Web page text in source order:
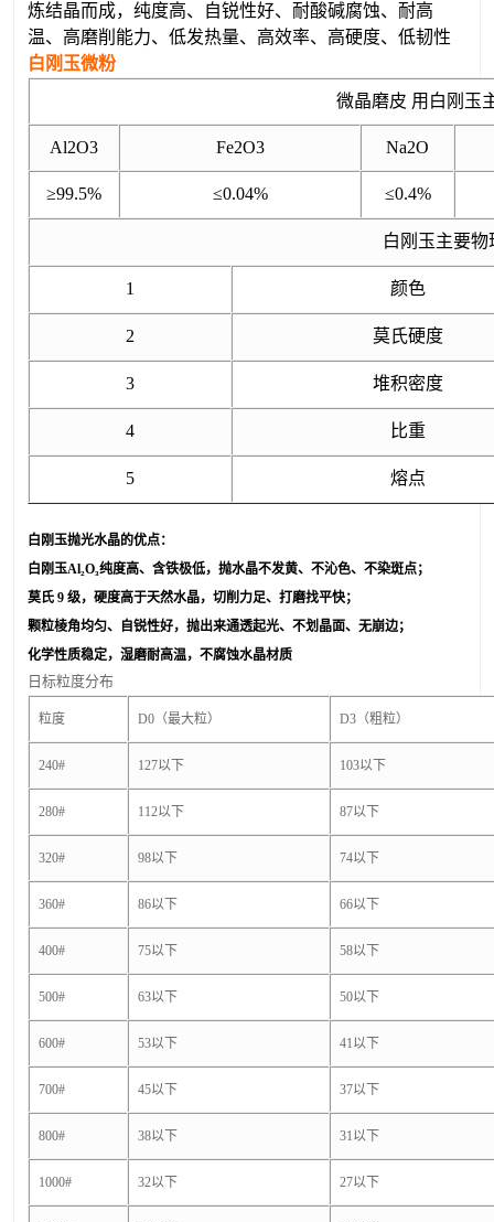
炼结晶而成，纯度高、自锐性好、耐酸碱腐蚀、耐高
温、高磨削能力、低发热量、高效率、高硬度、低韧性
白刚玉微粉
微晶磨皮 用白刚玉
Al2O3 Fe2O3 Na2O
≥99.5% ≤0.04% ≤0.4%
白刚玉主要物
1 颜色
2 莫氏硬度
3 堆积密度
4 比重
5 熔点
白刚玉抛光水晶的优点：
白刚玉Al₂O₃纯度高、含铁极低，抛水晶不发黄、不沁色、不染斑点；
莫氏 9 级，硬度高于天然水晶， 切削力足、打磨找平快；
颗粒棱角均匀、自锐性好， 抛出来通透起光、不划晶面、无崩边；
化学性质稳定，湿磨耐高温， 不腐蚀水晶材质
日标粒度分布
粒度 D0（最大粒） D3（粗粒）
240# 127以下 103以下
280# 112以下 87以下
320# 98以下 74以下
360# 86以下 66以下
400# 75以下 58以下
500# 63以下 50以下
600# 53以下 41以下
700# 45以下 37以下
800# 38以下 31以下
1000# 32以下 27以下